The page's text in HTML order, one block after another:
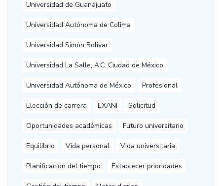
Universidad de Guanajuato
Universidad Autónoma de Colima
Universidad Simón Bolivar
Universidad La Salle, A.C. Ciudad de México
Universidad Autónoma de México Profesional
Elección de carrera EXANI Solicitud
Oportunidades académicas Futuro universitario
Equilibrio Vida personal Vida universitaria
Planificación del tiempo Establecer prioridades